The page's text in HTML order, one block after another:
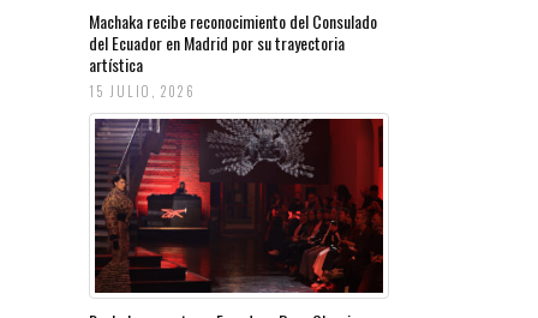
Machaka recibe reconocimiento del Consulado
del Ecuador en Madrid por su trayectoria
artística
15 JULIO, 2026